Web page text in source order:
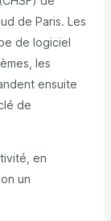
de Paris. Les
de logiciel
les
ensuite
de
en
un